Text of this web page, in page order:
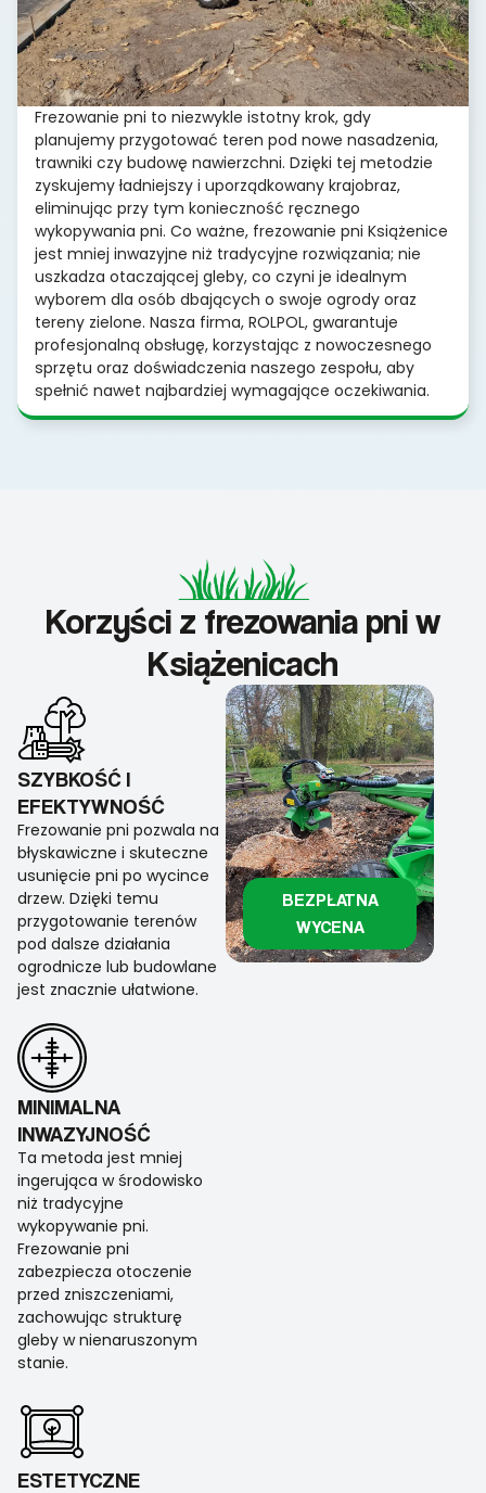
Frezowanie pni to niezwykle istotny krok, gdy
planujemy przygotować teren pod nowe nasadzenia,
trawniki czy budowę nawierzchni. Dzięki tej metodzie
zyskujemy ładniejszy i uporządkowany krajobraz,
eliminując przy tym konieczność ręcznego
wykopywania pni. Co ważne, frezowanie pni Książenice
jest mniej inwazyjne niż tradycyjne rozwiązania; nie
uszkadza otaczającej gleby, co czyni je idealnym
wyborem dla osób dbających o swoje ogrody oraz
tereny zielone. Nasza firma, ROLPOL, gwarantuje
profesjonalną obsługę, korzystając z nowoczesnego
sprzętu oraz doświadczenia naszego zespołu, aby
spełnić nawet najbardziej wymagające oczekiwania.
Korzyści z frezowania pni w
Książenicach
SZYBKOŚĆ I
EFEKTYWNOŚĆ
Frezowanie pni pozwala na
błyskawiczne i skuteczne
usunięcie pni po wycince
drzew. Dzięki temu
przygotowanie terenów
pod dalsze działania
ogrodnicze lub budowlane
jest znacznie ułatwione.
MINIMALNA
INWAZYJNOŚĆ
Ta metoda jest mniej
ingerująca w środowisko
niż tradycyjne
wykopywanie pni.
Frezowanie pni
zabezpiecza otoczenie
przed zniszczeniami,
zachowując strukturę
gleby w nienaruszonym
stanie.
ESTETYCZNE
BEZPŁATNA
WYCENA